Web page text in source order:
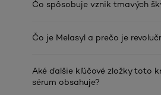
Čo spôsobuje vznik tmavých
Čo je Melasyl a prečo je
Aké ďalšie kľúčové zložky toto
sérum obsahuje?